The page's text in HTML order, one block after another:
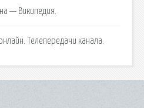
— Википедия.
Телепередачи канала.